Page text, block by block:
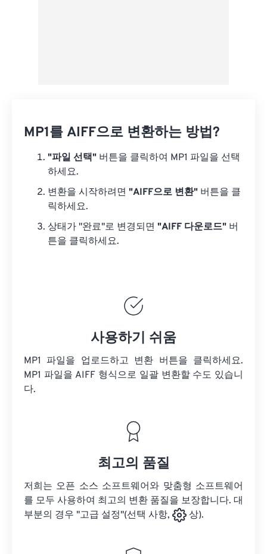
MP1를 AIFF으로 변환하는 방법?
"파일 선택" 버튼을 클릭하여 MP1 파일을 선택
하세요.
변환을 시작하려면 "AIFF으로 변환" 버튼을 클
릭하세요.
상태가 "완료"로 변경되면 "AIFF 다운로드" 버
튼을 클릭하세요.
사용하기 쉬움
MP1 파일을 업로드하고 변환 버튼을 클릭하세요.
MP1 파일을 AIFF 형식으로 일괄 변환할 수도 있습니
다.
최고의 품질
저희는 오픈 소스 소프트웨어와 맞춤형 소프트웨어
를 모두 사용하여 최고의 변환 품질을 보장합니다. 대
부분의 경우 "고급 설정"(선택 사항,
상).